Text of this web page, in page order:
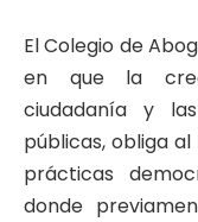
El Colegio de
en que la
ciudadanía y
públicas, obliga
prácticas
donde